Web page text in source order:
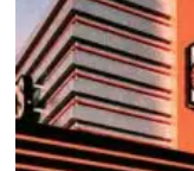
CDMX
por
el
aniversario
de
Reign
in